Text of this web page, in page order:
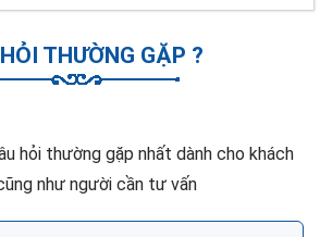
THƯỜNG GẶP ?
hỏi thường gặp nhất dành cho khách
như người cần tư vấn